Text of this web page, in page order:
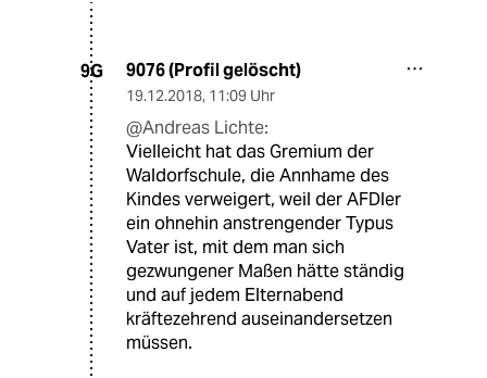
9G 9076 (Profil gelöscht)
19.12.2018, 11:09 Uhr
@Andreas Lichte:
Vielleicht hat das Gremium der
Waldorfschule, die Annhame des
Kindes verweigert, weil der AFDler
ein ohnehin anstrengender Typus
Vater ist, mit dem man sich
gezwungener Maßen hätte ständig
und auf jedem Elternabend
kräftezehrend auseinandersetzen
müssen.